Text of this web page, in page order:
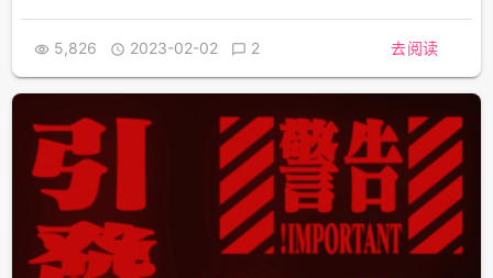
 5,826  2023-02-02  2 去阅读